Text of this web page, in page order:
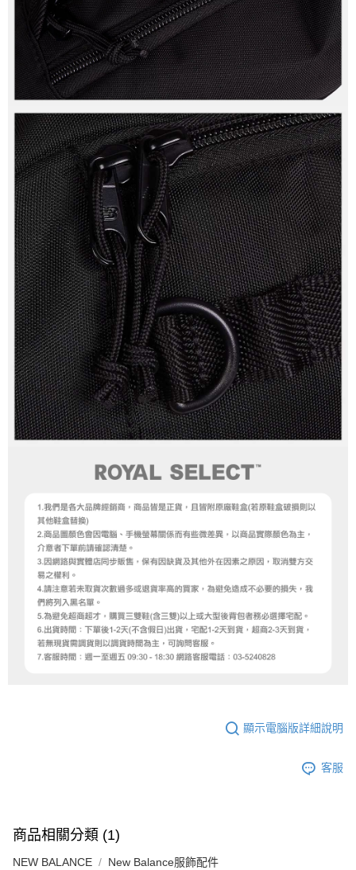
顯示電腦版詳細說明
客服
商品相關分類 (1)
NEW BALANCE New Balance服飾配件